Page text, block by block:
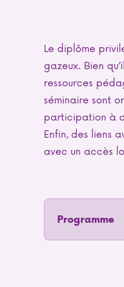
Le diplôme
gazeux. Bien
ressources
séminaire sont
participation à
Enfin, des liens
avec un accès
Programme